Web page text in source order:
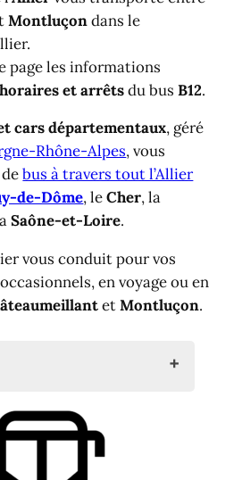
Montluçondans le
page les informations
horaires et arrêtsdu busB12.
cars départementaux, géré
Rhône-Alpes, vous
debus à travers tout l’Allier
de-Dôme, leCher, la
Saône-et-Loire.
vous conduit pour vos
en voyage ou en
etMontluçon.
de l'Allier : Ligne,